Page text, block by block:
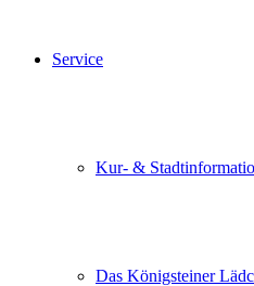
Service
Kur- &
Das Königsteiner